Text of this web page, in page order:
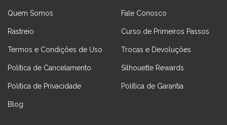
Quem Somos Fale Conosco
Rastreio Curso de Primeiros Passos
Termos e Condições de Uso Trocas e Devoluções
Política de Cancelamento Silhouette Rewards
Política de Privacidade Política de Garantia
Blog